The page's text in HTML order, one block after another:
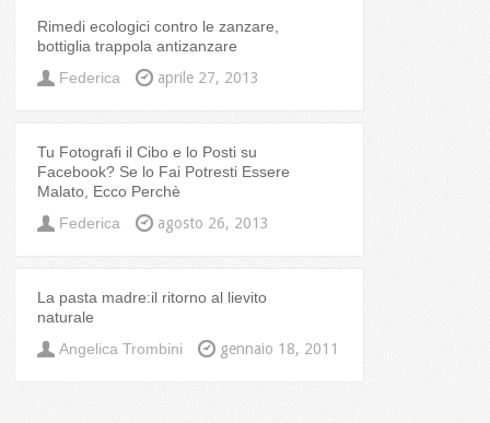
Rimedi ecologici contro le zanzare,
bottiglia trappola antizanzare
Federica
aprile 27, 2013
Tu Fotografi il Cibo e lo Posti su
Facebook? Se lo Fai Potresti Essere
Malato, Ecco Perchè
Federica
agosto 26, 2013
La pasta madre:il ritorno al lievito
naturale
Angelica Trombini
gennaio 18, 2011